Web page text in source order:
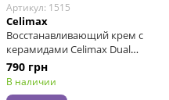
Артикул: 1515
Celimax
Восстанавливающий крем с
керамидами Celimax Dual
Barrier Skin Wearable Cream, 50
мл
790 грн
В наличии